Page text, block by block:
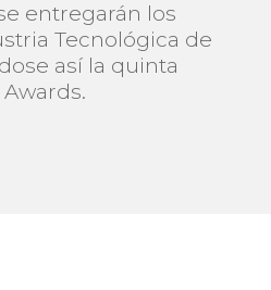
entregarán los
Tecnológica de
así la quinta